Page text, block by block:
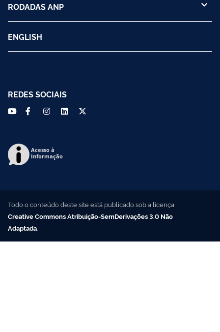
RODADAS ANP
ENGLISH
REDES SOCIAIS
Acesso à
Informação
Todo o conteúdo deste site está publicado sob a licença
Creative Commons Atribuição-SemDerivações 3.0 Não
Adaptada